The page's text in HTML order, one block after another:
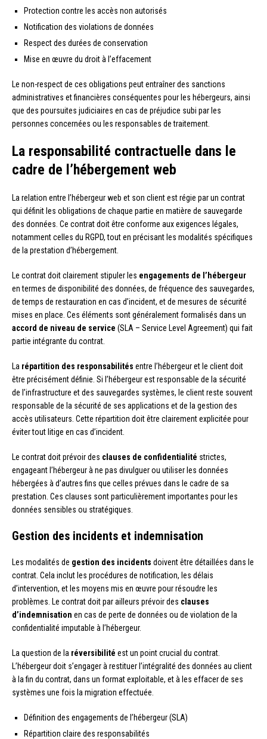
Protection contre les accès non autorisés
Notification des violations de données
Respect des durées de conservation
Mise en œuvre du droit à l’effacement
Le non-respect de ces obligations peut entraîner des sanctions
administratives et financières conséquentes pour les hébergeurs, ainsi
que des poursuites judiciaires en cas de préjudice subi par les
personnes concernées ou les responsables de traitement.
La responsabilité contractuelle dans le
cadre de l’hébergement web
La relation entre l’hébergeur web et son client est régie par un contrat
qui définit les obligations de chaque partie en matière de sauvegarde
des données. Ce contrat doit être conforme aux exigences légales,
notamment celles du RGPD, tout en précisant les modalités spécifiques
de la prestation d’hébergement.
Le contrat doit clairement stipuler les engagements de l’hébergeur
en termes de disponibilité des données, de fréquence des sauvegardes,
de temps de restauration en cas d’incident, et de mesures de sécurité
mises en place. Ces éléments sont généralement formalisés dans un
accord de niveau de service (SLA – Service Level Agreement) qui fait
partie intégrante du contrat.
La répartition des responsabilités entre l’hébergeur et le client doit
être précisément définie. Si l’hébergeur est responsable de la sécurité
de l’infrastructure et des sauvegardes systèmes, le client reste souvent
responsable de la sécurité de ses applications et de la gestion des
accès utilisateurs. Cette répartition doit être clairement explicitée pour
éviter tout litige en cas d’incident.
Le contrat doit prévoir des clauses de confidentialité strictes,
engageant l’hébergeur à ne pas divulguer ou utiliser les données
hébergées à d’autres fins que celles prévues dans le cadre de sa
prestation. Ces clauses sont particulièrement importantes pour les
données sensibles ou stratégiques.
Gestion des incidents et indemnisation
Les modalités de gestion des incidents doivent être détaillées dans le
contrat. Cela inclut les procédures de notification, les délais
d’intervention, et les moyens mis en œuvre pour résoudre les
problèmes. Le contrat doit par ailleurs prévoir des clauses
d’indemnisation en cas de perte de données ou de violation de la
confidentialité imputable à l’hébergeur.
La question de la réversibilité est un point crucial du contrat.
L’hébergeur doit s’engager à restituer l’intégralité des données au client
à la fin du contrat, dans un format exploitable, et à les effacer de ses
systèmes une fois la migration effectuée.
Définition des engagements de l’hébergeur (SLA)
Répartition claire des responsabilités